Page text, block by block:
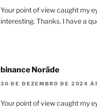
Your point of view caught my
interesting. Thanks. I have a
binance Norāde
30 DE DEZEMBRO DE 2024
Your point of view caught my